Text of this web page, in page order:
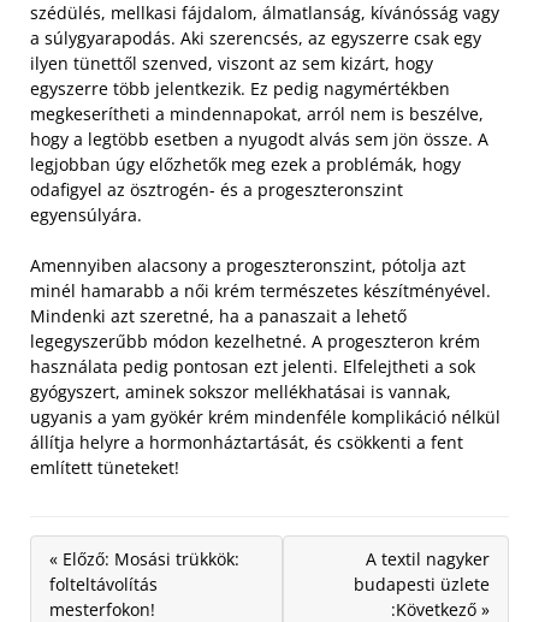
szédülés, mellkasi fájdalom, álmatlanság, kívánósság vagy
a súlygyarapodás. Aki szerencsés, az egyszerre csak egy
ilyen tünettől szenved, viszont az sem kizárt, hogy
egyszerre több jelentkezik. Ez pedig nagymértékben
megkeserítheti a mindennapokat, arról nem is beszélve,
hogy a legtöbb esetben a nyugodt alvás sem jön össze. A
legjobban úgy előzhetők meg ezek a problémák, hogy
odafigyel az ösztrogén- és a progeszteronszint
egyensúlyára.
Amennyiben alacsony a progeszteronszint, pótolja azt
minél hamarabb a női krém természetes készítményével.
Mindenki azt szeretné, ha a panaszait a lehető
legegyszerűbb módon kezelhetné. A progeszteron krém
használata pedig pontosan ezt jelenti. Elfelejtheti a sok
gyógyszert, aminek sokszor mellékhatásai is vannak,
ugyanis a yam gyökér krém mindenféle komplikáció nélkül
állítja helyre a hormonháztartását, és csökkenti a fent
említett tüneteket!
« Előző: Mosási trükkök:
folteltávolítás
mesterfokon!
A textil nagyker
budapesti üzlete
:Következő »